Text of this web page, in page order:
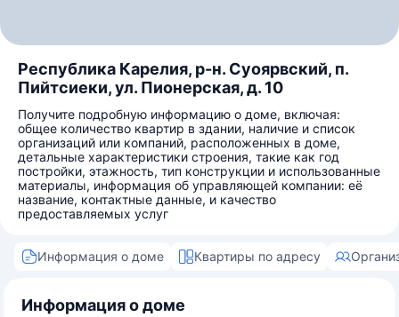
Республика Карелия, р-н. Суоярвский, п.
Пийтсиеки, ул. Пионерская, д. 10
Получите подробную информацию о доме, включая:
общее количество квартир в здании, наличие и список
организаций или компаний, расположенных в доме,
детальные характеристики строения, такие как год
постройки, этажность, тип конструкции и использованные
материалы, информация об управляющей компании: её
название, контактные данные, и качество
предоставляемых услуг
Информация о доме Квартиры по адресу
Информация о доме